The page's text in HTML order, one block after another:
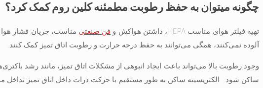
چگونه میتوان به حفظ رطوبت مطمئنه کلین روم کمک کرد؟
تهیه فیلتر هوای مناسب HEPA، داشتن هواکش و فن صنعتی مناسب، جریان فشار هوا
آلوده نمی‌کنند، همگی می‌توانند به حفظ درجه حرارت و رطوبت اتاق تمیز کمک کنند.
وجود رطوبت بالا می‌تواند باعث ایجاد انبوهی از مشکلات اتاق تمیز، مانند رشد
ساکن شود. الکتریسیته ساکن به طور مستقیم با حرکت ذرات داخل اتاق تمیز تداخل